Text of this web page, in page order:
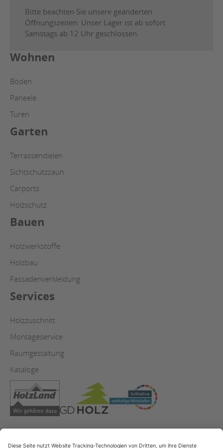
Bitte beachten Sie unsere geänderten
Öffnungszeiten: Unser Lager ist ab sofort
Samstags ab 12 Uhr geschlossen.
Wohnen
Böden
Paneele
Türen
Garten
Terrassendielen
Sichtschutzzaun
Carports
Holzschutz
Bauen
Holzwerkstoffe
Holzbau
Fassadenverkleidung
Services
Holzzuschnitt
Montageservice
Raumgestaltung
Kataloge